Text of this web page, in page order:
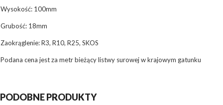
Wysokość: 100mm
Grubość: 18mm
Zaokrąglenie: R3, R10, R25, SKOS
Podana cena jest za metr bieżący listwy surowej w krajowym gatunku
PODOBNE PRODUKTY